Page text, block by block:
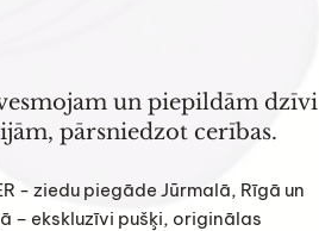
un piepildām dzīvi
pārsniedzot cerības.
- ziedu piegāde Jūrmalā, Rīgā un
– ekskluzīvi pušķi, oriģinālas